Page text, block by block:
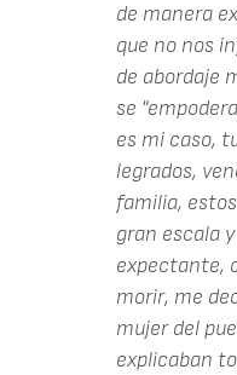
de manera
que no nos
de abordaje
se
es mi caso,
legrados,
familia,
gran escala
expectante,
morir, me
mujer del
explicaban